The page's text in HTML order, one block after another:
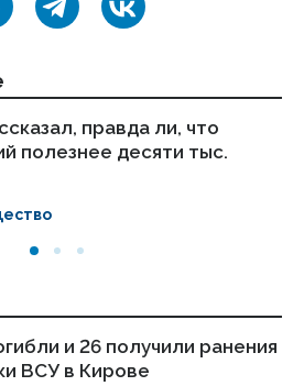
правда ли, что
полезнее десяти тыс.
и 26 получили ранения
ВСУ в Кирове